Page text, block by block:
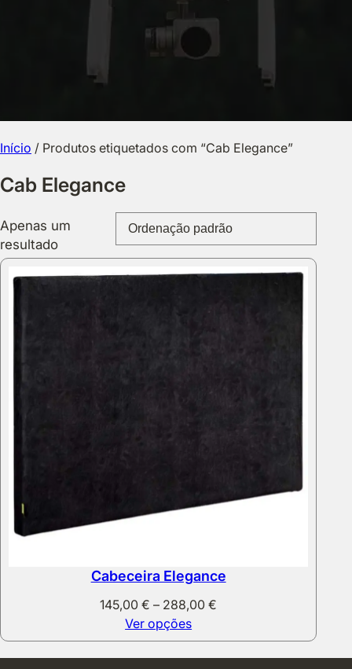
Início / Produtos etiquetados com “Cab Elegance”
Cab Elegance
Apenas um
resultado
Cabeceira Elegance
145,00€ – 288,00€
145,00 €
through
Ver opções